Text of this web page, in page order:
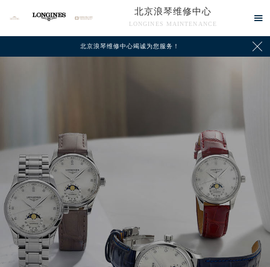
北京浪琴维修中心
LONGINES MAINTENANCE

北京浪琴维修中心竭诚为您服务！ 